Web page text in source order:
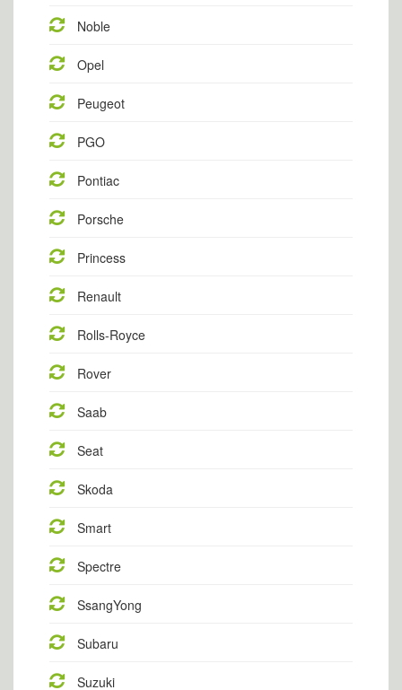
Noble
Opel
Peugeot
PGO
Pontiac
Porsche
Princess
Renault
Rolls-Royce
Rover
Saab
Seat
Skoda
Smart
Spectre
SsangYong
Subaru
Suzuki